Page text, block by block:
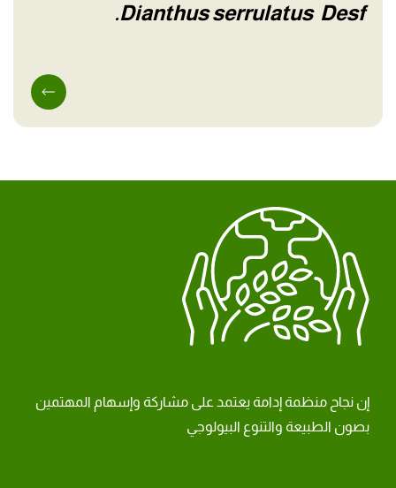
Dianthus serrulatus Desf.
إن نجاح منظمة إدامة يعتمد على مشاركة وإسهام المهتمين
بصون الطبيعة والتنوع البيولوجي